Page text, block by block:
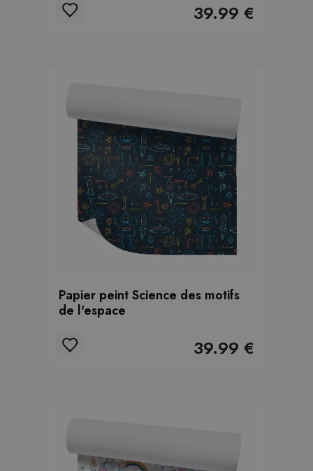
39.99 €
Papier peint Science des motifs
de l'espace
39.99 €